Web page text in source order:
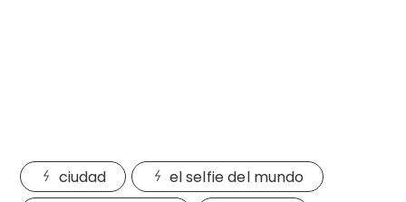
ciudad
el selfie del mundo